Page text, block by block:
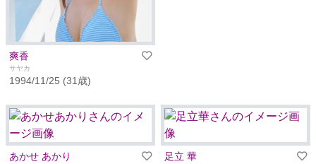
爽香
サヤカ
1994/11/25 (31歳)
あかせ あかり 足立 華